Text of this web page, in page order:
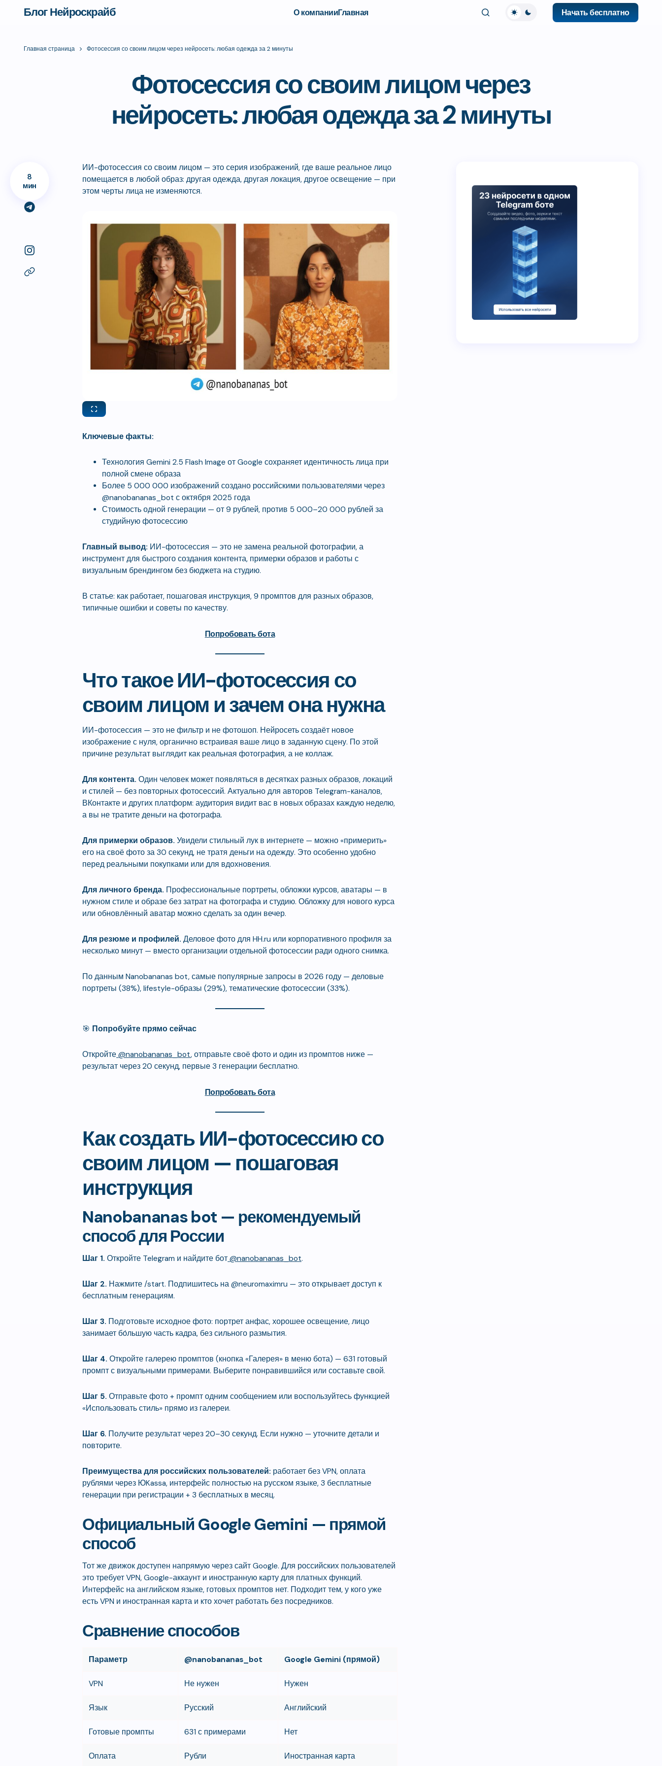
Блог Нейроскрайб О компанииГлавная Начать бесплатно
Главная страница Фотосессия со своим лицом через нейросеть: любая одежда за 2 минуты
Фотосессия со своим лицом через
нейросеть: любая одежда за 2 минуты
8
мин
ИИ-фотосессия со своим лицом — это серия изображений, где ваше реальное лицо
помещается в любой образ: другая одежда, другая локация, другое освещение — при
этом черты лица не изменяются.
Ключевые факты:
Технология Gemini 2.5 Flash Image от Google сохраняет идентичность лица при
полной смене образа
Более 5 000 000 изображений создано российскими пользователями через
@nanobananas_bot с октября 2025 года
Стоимость одной генерации — от 9 рублей, против 5 000–20 000 рублей за
студийную фотосессию
Главный вывод: ИИ-фотосессия — это не замена реальной фотографии, а
инструмент для быстрого создания контента, примерки образов и работы с
визуальным брендингом без бюджета на студию.
В статье: как работает, пошаговая инструкция, 9 промптов для разных образов,
типичные ошибки и советы по качеству.
Попробовать бота
Что такое ИИ-фотосессия со
своим лицом и зачем она нужна
ИИ-фотосессия — это не фильтр и не фотошоп. Нейросеть создаёт новое
изображение с нуля, органично встраивая ваше лицо в заданную сцену. По этой
причине результат выглядит как реальная фотография, а не коллаж.
Для контента. Один человек может появляться в десятках разных образов, локаций
и стилей — без повторных фотосессий. Актуально для авторов Telegram-каналов,
ВКонтакте и других платформ: аудитория видит вас в новых образах каждую неделю,
а вы не тратите деньги на фотографа.
Для примерки образов. Увидели стильный лук в интернете — можно «примерить»
его на своё фото за 30 секунд, не тратя деньги на одежду. Это особенно удобно
перед реальными покупками или для вдохновения.
Для личного бренда. Профессиональные портреты, обложки курсов, аватары — в
нужном стиле и образе без затрат на фотографа и студию. Обложку для нового курса
или обновлённый аватар можно сделать за один вечер.
Для резюме и профилей. Деловое фото для HH.ru или корпоративного профиля за
несколько минут — вместо организации отдельной фотосессии ради одного снимка.
По данным Nanobananas bot, самые популярные запросы в 2026 году — деловые
портреты (38%), lifestyle-образы (29%), тематические фотосессии (33%).
🎯 Попробуйте прямо сейчас
Откройте @nanobananas_bot, отправьте своё фото и один из промптов ниже —
результат через 20 секунд, первые 3 генерации бесплатно.
Попробовать бота
Как создать ИИ-фотосессию со
своим лицом — пошаговая
инструкция
Nanobananas bot — рекомендуемый
способ для России
Шаг 1. Откройте Telegram и найдите бот @nanobananas_bot.
Шаг 2. Нажмите /start. Подпишитесь на @neuromaximru — это открывает доступ к
бесплатным генерациям.
Шаг 3. Подготовьте исходное фото: портрет анфас, хорошее освещение, лицо
занимает бо́льшую часть кадра, без сильного размытия.
Шаг 4. Откройте галерею промптов (кнопка «Галерея» в меню бота) — 631 готовый
промпт с визуальными примерами. Выберите понравившийся или составьте свой.
Шаг 5. Отправьте фото + промпт одним сообщением или воспользуйтесь функцией
«Использовать стиль» прямо из галереи.
Шаг 6. Получите результат через 20–30 секунд. Если нужно — уточните детали и
повторите.
Преимущества для российских пользователей: работает без VPN, оплата
рублями через ЮKassa, интерфейс полностью на русском языке, 3 бесплатные
генерации при регистрации + 3 бесплатных в месяц.
Официальный Google Gemini — прямой
способ
Тот же движок доступен напрямую через сайт Google. Для российских пользователей
это требует VPN, Google-аккаунт и иностранную карту для платных функций.
Интерфейс на английском языке, готовых промптов нет. Подходит тем, у кого уже
есть VPN и иностранная карта и кто хочет работать без посредников.
Сравнение способов
Параметр @nanobananas_bot Google Gemini (прямой)
VPN Не нужен Нужен
Язык Русский Английский
Готовые промпты 631 с примерами Нет
Оплата Рубли Иностранная карта